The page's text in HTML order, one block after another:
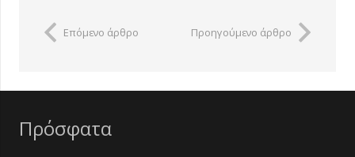
Επόμενο άρθρο Προηγούμενο άρθρο
Πρόσφατα